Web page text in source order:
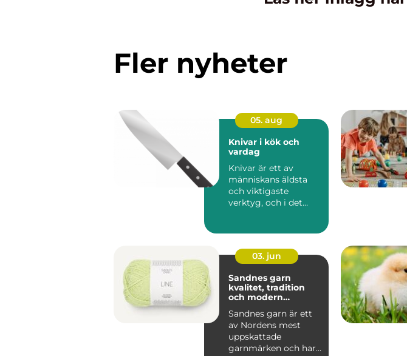
Fler nyheter
05. aug
Knivar i kök och
vardag
Knivar är ett av
människans äldsta
och viktigaste
verktyg, och i det
03. jun
Sandnes garn
kvalitet, tradition
och modern
Sandnes garn är ett
av Nordens mest
uppskattade
garnmärken och har